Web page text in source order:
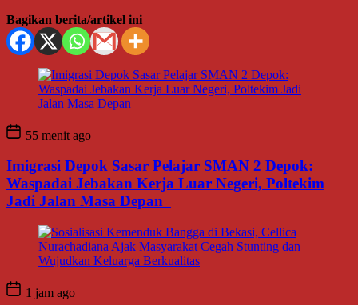
Bagikan berita/artikel ini
55 menit ago
Imigrasi Depok Sasar Pelajar SMAN 2 Depok:
Waspadai Jebakan Kerja Luar Negeri, Poltekim
Jadi Jalan Masa Depan
1 jam ago